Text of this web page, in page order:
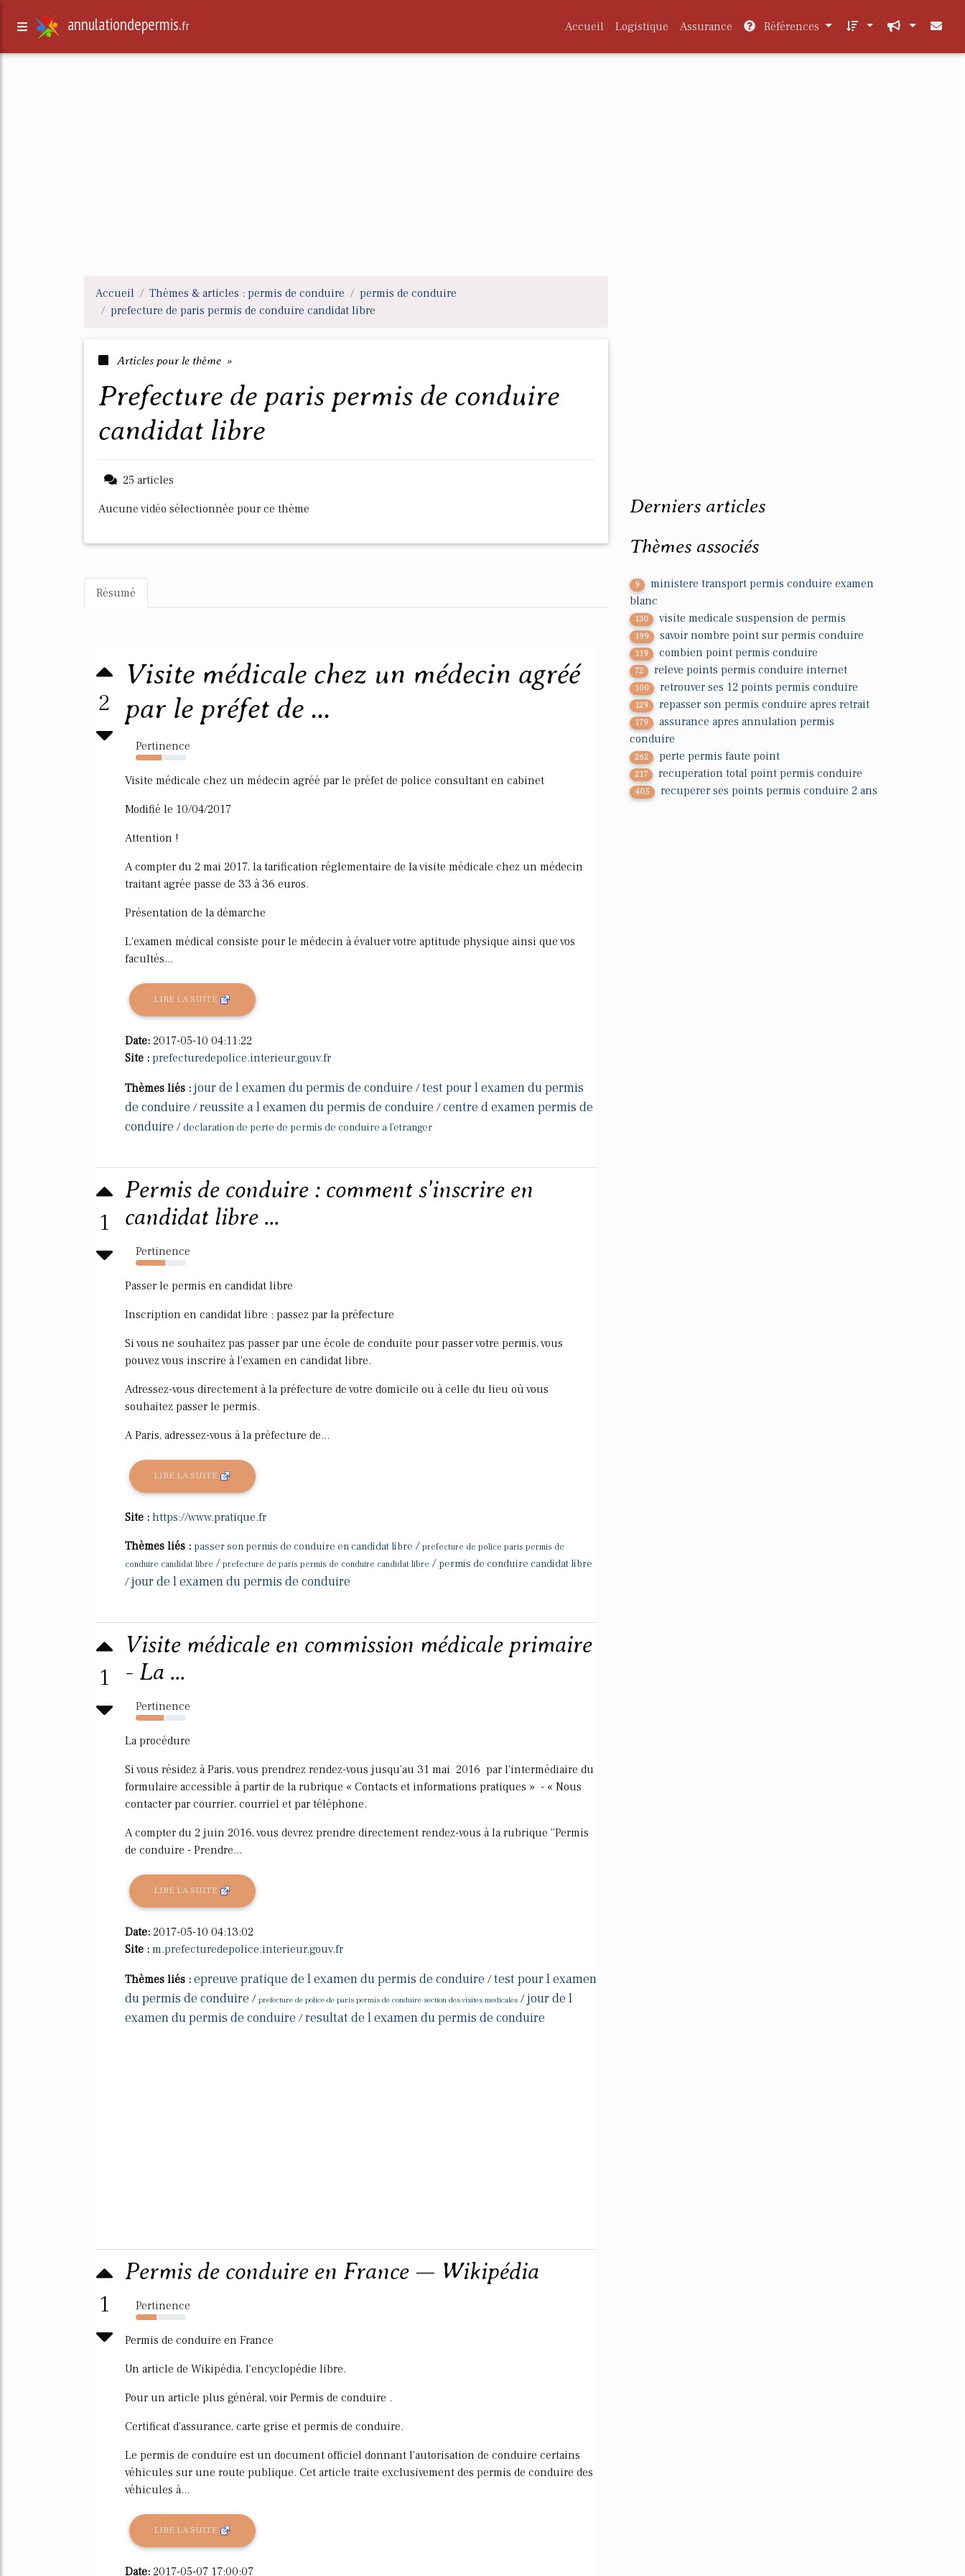
annulationdepermis.fr Accueil Logistique Assurance Références
Accueil Thèmes & articles : permis de conduire
permis de conduire
prefecture de paris permis de conduire candidat libre
Articles pour le thème »
prefecture de paris permis de conduire
candidat libre
25 articles
Aucune vidéo sélectionnée pour ce thème
Résumé
2
Visite médicale chez un médecin agréé
par le préfet de ...
Pertinence
52%
Visite médicale chez un médecin agréé par le préfet de police consultant en cabinet
Modifié le 10/04/2017
Attention !
A compter du 2 mai 2017, la tarification réglementaire de la visite médicale chez un médecin
traitant agrée passe de 33 à 36 euros.
Présentation de la démarche
L'examen médical consiste pour le médecin à évaluer votre aptitude physique ainsi que vos
facultés...
LIRE LA SUITE
Date: 2017-05-10 04:11:22
Site : prefecturedepolice.interieur.gouv.fr
Thèmes liés : jour de l examen du permis de conduire /test pour l examen du permis
de conduire /reussite a l examen du permis de conduire /centre d examen permis de
conduire / declaration de perte de permis de conduire a l'etranger
1
Permis de conduire : comment s'inscrire en
candidat libre ...
Pertinence
59%
Passer le permis en candidat libre
Inscription en candidat libre : passez par la préfecture
Si vous ne souhaitez pas passer par une école de conduite pour passer votre permis, vous
pouvez vous inscrire à l'examen en candidat libre.
Adressez-vous directement à la préfecture de votre domicile ou à celle du lieu où vous
souhaitez passer le permis.
A Paris, adressez-vous à la préfecture de...
LIRE LA SUITE
Site : https://www.pratique.fr
Thèmes liés : passer son permis de conduire en candidat libre / prefecture de police paris permis de
conduire candidat libre / prefecture de paris permis de conduire candidat libre / permis de conduire candidat libre
/jour de l examen du permis de conduire
1
Visite médicale en commission médicale primaire
- La ...
Pertinence
56%
La procédure
Si vous résidez à Paris, vous prendrez rendez-vous jusqu'au 31 mai 2016 par l'intermédiaire du
formulaire accessible à partir de la rubrique « Contacts et informations pratiques » - « Nous
contacter par courrier, courriel et par téléphone.
A compter du 2 juin 2016, vous devrez prendre directement rendez-vous à la rubrique ''Permis
de conduire - Prendre...
LIRE LA SUITE
Date: 2017-05-10 04:13:02
Site : m.prefecturedepolice.interieur.gouv.fr
Thèmes liés : epreuve pratique de l examen du permis de conduire /test pour l examen
du permis de conduire / prefecture de police de paris permis de conduire section des visites medicales /jour de l
examen du permis de conduire /resultat de l examen du permis de conduire
1
Permis de conduire en France — Wikipédia
Pertinence
42%
Permis de conduire en France
Un article de Wikipédia, l'encyclopédie libre.
Pour un article plus général, voir Permis de conduire .
Certificat d'assurance, carte grise et permis de conduire.
Le permis de conduire est un document officiel donnant l'autorisation de conduire certains
véhicules sur une route publique. Cet article traite exclusivement des permis de conduire des
véhicules à...
LIRE LA SUITE
Date: 2017-05-07 17:00:07
Derniers articles
Thèmes associés
9
ministere transport permis conduire examen
blanc
130 visite medicale suspension de permis
199 savoir nombre point sur permis conduire
119 combien point permis conduire
72 releve points permis conduire internet
100 retrouver ses 12 points permis conduire
129 repasser son permis conduire apres retrait
179
assurance apres annulation permis
conduire
262 perte permis faute point
217 recuperation total point permis conduire
405 recuperer ses points permis conduire 2 ans